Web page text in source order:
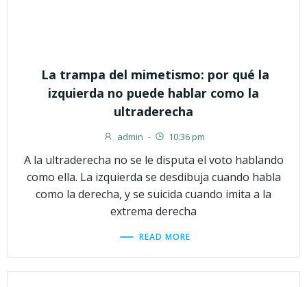
La trampa del mimetismo: por qué la
izquierda no puede hablar como la
ultraderecha
admin - 10:36 pm
A la ultraderecha no se le disputa el voto hablando
como ella. La izquierda se desdibuja cuando habla
como la derecha, y se suicida cuando imita a la
extrema derecha
READ MORE